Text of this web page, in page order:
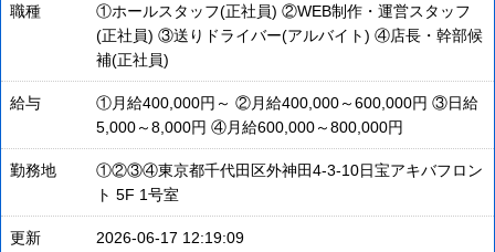
職種
①ホールスタッフ(正社員) ②WEB制作・運営スタッフ
(正社員) ③送りドライバー(アルバイト) ④店長・幹部候
補(正社員)
給与
①月給400,000円～ ②月給400,000～600,000円 ③日給
5,000～8,000円 ④月給600,000～800,000円
勤務地
①②③④東京都千代田区外神田4-3-10日宝アキバフロン
ト 5F 1号室
更新 2026-06-17 12:19:09